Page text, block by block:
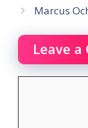
Marcus
Leave